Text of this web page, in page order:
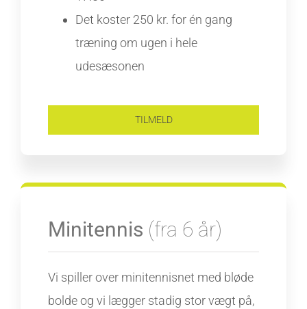
Det koster 250 kr. for én gang
træning om ugen i hele
udesæsonen
TILMELD
Minitennis (fra 6 år)
Vi spiller over minitennisnet med bløde
bolde og vi lægger stadig stor vægt på,